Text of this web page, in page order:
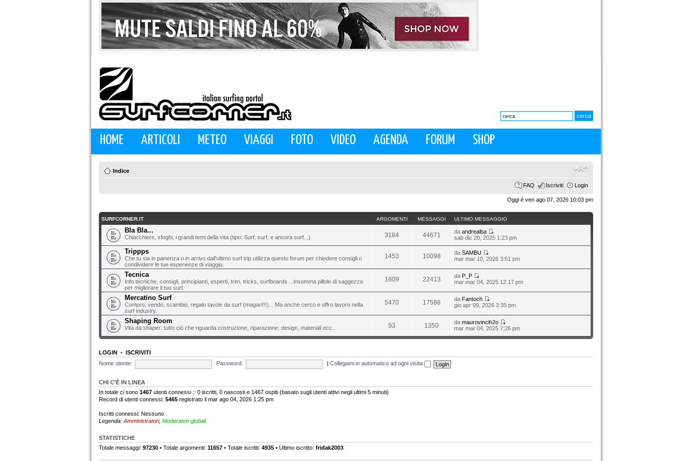
HOME ARTICOLI METEO VIAGGI FOTO VIDEO AGENDA FORUM SHOP
Indice
FAQ Iscriviti Login
Oggi è ven ago 07, 2026 10:03 pm
SURFCORNER.IT ARGOMENTI MESSAGGI ULTIMO MESSAGGIO
Bla Bla...
Chiacchiere, sfoghi, i grandi temi della vita (tipo: Surf, surf, e ancora surf...) 3184 44671 da andrealba
sab dic 20, 2025 1:23 pm
Trippps
Che tu sia in partenza o in arrivo dall'ultimo surf trip utilizza questo forum per chiedere consigli o
condividere le tue esperienze di viaggio.
1453 10098 da SAMBU
mar mar 10, 2026 3:51 pm
Tecnica
Info tecniche, consigli, principianti, esperti, trim, tricks, surfboards ...insomma pillole di saggezza
per migliorare il tuo surf.
1609 22413 da P_P
mar mar 04, 2025 12:17 pm
Mercatino Surf
Compro, vendo, scambio, regalo tavole da surf (magari!!!)... Ma anche cerco e offro lavoro nella
surf industry.
5470 17588 da Fantoch
gio apr 09, 2026 3:35 pm
Shaping Room
Vita da shaper: tutto ciò che riguarda costruzione, riparazione, design, materiali ecc.. 93 1350 da maurovincih2o
mar mar 04, 2025 7:26 pm
LOGIN • ISCRIVITI
Nome utente:
Password: Collegami in automatico ad ogni visita
CHI C’È IN LINEA
In totale ci sono 1467 utenti connessi :: 0 iscritti, 0 nascosti e 1467 ospiti (basato sugli utenti attivi negli ultimi 5 minuti)
Record di utenti connessi: 5465 registrato il mar ago 04, 2026 1:25 pm
Iscritti connessi: Nessuno
Legenda: Amministratori, Moderatori globali
STATISTICHE
Totale messaggi: 97230 • Totale argomenti: 11657 • Totale iscritti: 4935 • Ultimo iscritto: fridak2003